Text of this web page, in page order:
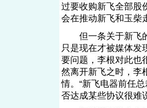
过要收购新飞全部股
会在推动新飞和玉柴
但一条关于新飞的
只是现在才被媒体发
要问题，李根对此也
然离开新飞之时，李
情。“新飞电器前任
否达成某些协议很难